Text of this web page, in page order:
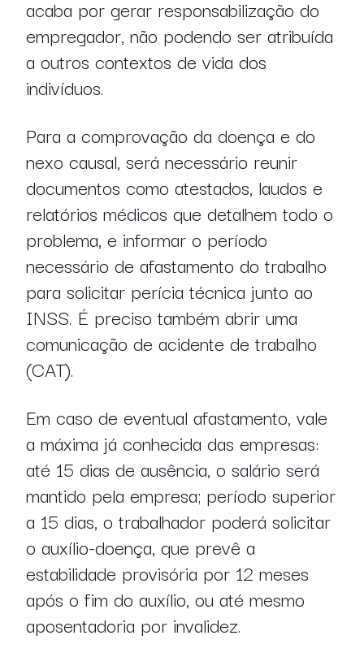
sobre nós
atuação
profissionais
publicações
pt en
acaba por gerar responsabilização do
empregador, não podendo ser atribuída
a outros contextos de vida dos
indivíduos.
Para a comprovação da doença e do
nexo causal, será necessário reunir
documentos como atestados, laudos e
relatórios médicos que detalhem todo o
problema, e informar o período
necessário de afastamento do trabalho
para solicitar perícia técnica junto ao
INSS. É preciso também abrir uma
comunicação de acidente de trabalho
(CAT).
Em caso de eventual afastamento, vale
a máxima já conhecida das empresas:
até 15 dias de ausência, o salário será
mantido pela empresa; período superior
a 15 dias, o trabalhador poderá solicitar
o auxílio-doença, que prevê a
estabilidade provisória por 12 meses
após o fim do auxílio, ou até mesmo
aposentadoria por invalidez.